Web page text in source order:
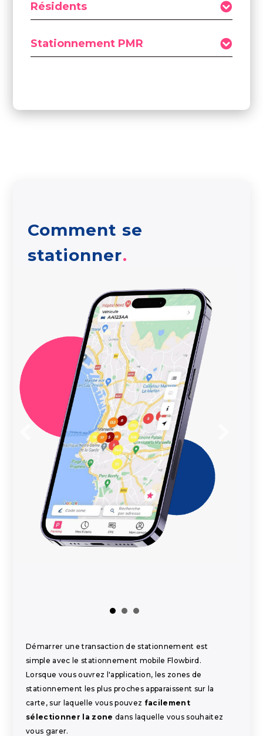
Résidents
Stationnement PMR
Comment se
stationner
Démarrer une transaction de stationnement est
simple avec le stationnement mobile Flowbird.
Lorsque vous ouvrez l'application, les zones de
stationnement les plus proches apparaissent sur la
carte, sur laquelle vous pouvez facilement
sélectionner la zone dans laquelle vous souhaitez
vous garer.